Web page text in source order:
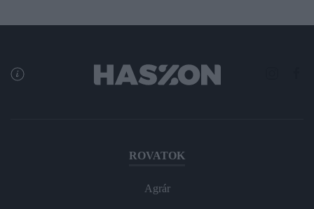
ROVATOK
Agrár